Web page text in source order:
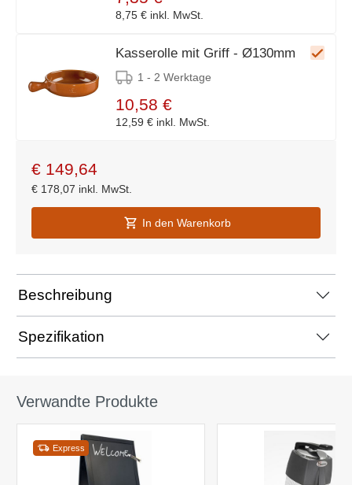
8,75 € inkl. MwSt.
Kasserolle mit Griff - Ø130mm
1 - 2 Werktage
10,58 €
12,59 € inkl. MwSt.
€ 149,64
€ 178,07 inkl. MwSt.
In den Warenkorb
Beschreibung
Spezifikation
Verwandte Produkte
Express